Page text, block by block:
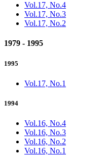
Vol.17, No.4
Vol.17, No.3
Vol.17, No.2
1979 - 1995
1995
Vol.17, No.1
1994
Vol.16, No.4
Vol.16, No.3
Vol.16, No.2
Vol.16, No.1